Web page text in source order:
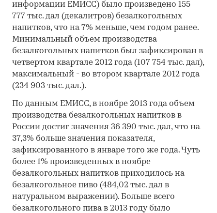
информации ЕМИСС) было произведено 155
777 тыс. дал (декалитров) безалкогольных
напитков, что на 7% меньше, чем годом ранее.
Минимальный объем производства
безалкогольных напитков был зафиксирован в
четвертом квартале 2012 года (107 754 тыс. дал),
максимальный - во втором квартале 2012 года
(234 903 тыс. дал.).
По данным ЕМИСС, в ноябре 2013 года объем
производства безалкогольных напитков в
России достиг значения 36 390 тыс. дал, что на
37,3% больше значения показателя,
зафиксированного в январе того же года. Чуть
более 1% произведенных в ноябре
безалкогольных напитков приходилось на
безалкогольное пиво (484,02 тыс. дал в
натуральном выражении). Больше всего
безалкогольного пива в 2013 году было